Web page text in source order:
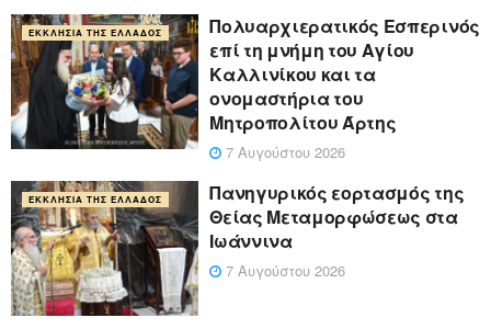
ΕΚΚΛΗΣΊΑ ΤΗΣ ΕΛΛΆΔΟΣ
Πολυαρχιερατικός Εσπερινός
επί τη μνήμη του Αγίου
Καλλινίκου και τα
ονομαστήρια του
Μητροπολίτου Άρτης
7 Αυγούστου 2026
ΕΚΚΛΗΣΊΑ ΤΗΣ ΕΛΛΆΔΟΣ
Πανηγυρικός εορτασμός της
Θείας Μεταμορφώσεως στα
Ιωάννινα
7 Αυγούστου 2026